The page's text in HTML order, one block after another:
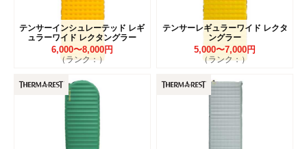
テンサーインシュレーテッド レギ
ュラーワイド レクタングラー
6,000〜8,000円
（ランク：）
テンサーレギュラーワイド レクタ
ングラー
5,000〜7,000円
（ランク：）